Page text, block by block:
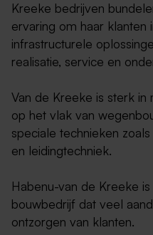
Kreeke bedrijven
ervaring om haar klanten
infrastructurele
realisatie, service en
Van de Kreeke is sterk
op het vlak van
speciale technieken
en leidingtechniek.
Habenu-van de Kreeke
bouwbedrijf dat veel
ontzorgen van klanten.